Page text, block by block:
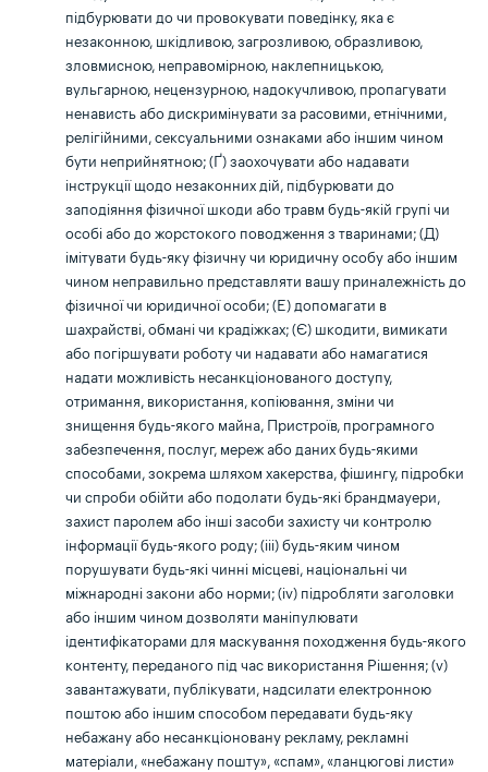
підбурювати до чи провокувати поведінку, яка є
незаконною, шкідливою, загрозливою, образливою,
зловмисною, неправомірною, наклепницькою,
вульгарною, нецензурною, надокучливою, пропагувати
ненависть або дискримінувати за расовими, етнічними,
релігійними, сексуальними ознаками або іншим чином
бути неприйнятною; (Ґ) заохочувати або надавати
інструкції щодо незаконних дій, підбурювати до
заподіяння фізичної шкоди або травм будь-якій групі чи
особі або до жорстокого поводження з тваринами; (Д)
імітувати будь-яку фізичну чи юридичну особу або іншим
чином неправильно представляти вашу приналежність до
фізичної чи юридичної особи; (Е) допомагати в
шахрайстві, обмані чи крадіжках; (Є) шкодити, вимикати
або погіршувати роботу чи надавати або намагатися
надати можливість несанкціонованого доступу,
отримання, використання, копіювання, зміни чи
знищення будь-якого майна, Пристроїв, програмного
забезпечення, послуг, мереж або даних будь-якими
способами, зокрема шляхом хакерства, фішингу, підробки
чи спроби обійти або подолати будь-які брандмауери,
захист паролем або інші засоби захисту чи контролю
інформації будь-якого роду; (ііі) будь-яким чином
порушувати будь-які чинні місцеві, національні чи
міжнародні закони або норми; (iv) підробляти заголовки
або іншим чином дозволяти маніпулювати
ідентифікаторами для маскування походження будь-якого
контенту, переданого під час використання Рішення; (v)
завантажувати, публікувати, надсилати електронною
поштою або іншим способом передавати будь-яку
небажану або несанкціоновану рекламу, рекламні
матеріали, «небажану пошту», «спам», «ланцюгові листи»